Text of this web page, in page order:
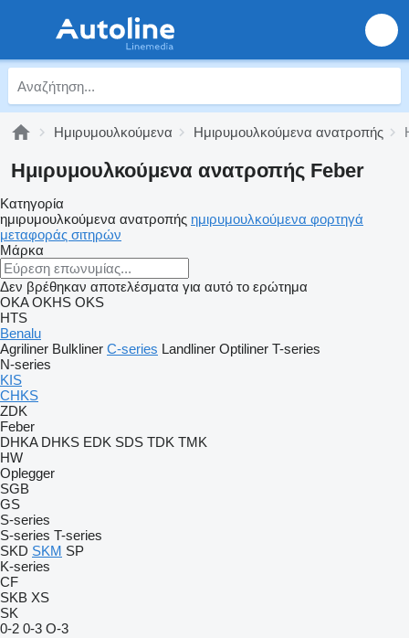
Ημιρυμουλκούμενα Ημιρυμουλκούμενα ανατροπής
Ημιρυμουλκούμενα ανατροπής Feber
Κατηγορία
ημιρυμουλκούμενα ανατροπής ημιρυμουλκούμενα φορτηγά
μεταφοράς σιτηρών
Μάρκα
Δεν βρέθηκαν αποτελέσματα για αυτό το ερώτημα
OKA OKHS OKS
HTS
Benalu
Agriliner Bulkliner C-series Landliner Optiliner T-series
N-series
KIS
CHKS
ZDK
Feber
DHKA DHKS EDK SDS TDK TMK
HW
Oplegger
SGB
GS
S-series
S-series T-series
SKD SKM SP
K-series
CF
SKB XS
SK
0-2 0-3 O-3